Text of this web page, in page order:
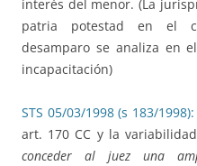
interés del menor. (La
patria potestad en el
desamparo se analiza en
incapacitación)
STS 05/03/1998 (s 183/1998):
art. 170 CC y la
conceder al juez una